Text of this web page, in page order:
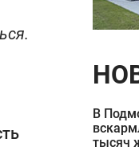
В
тысяч